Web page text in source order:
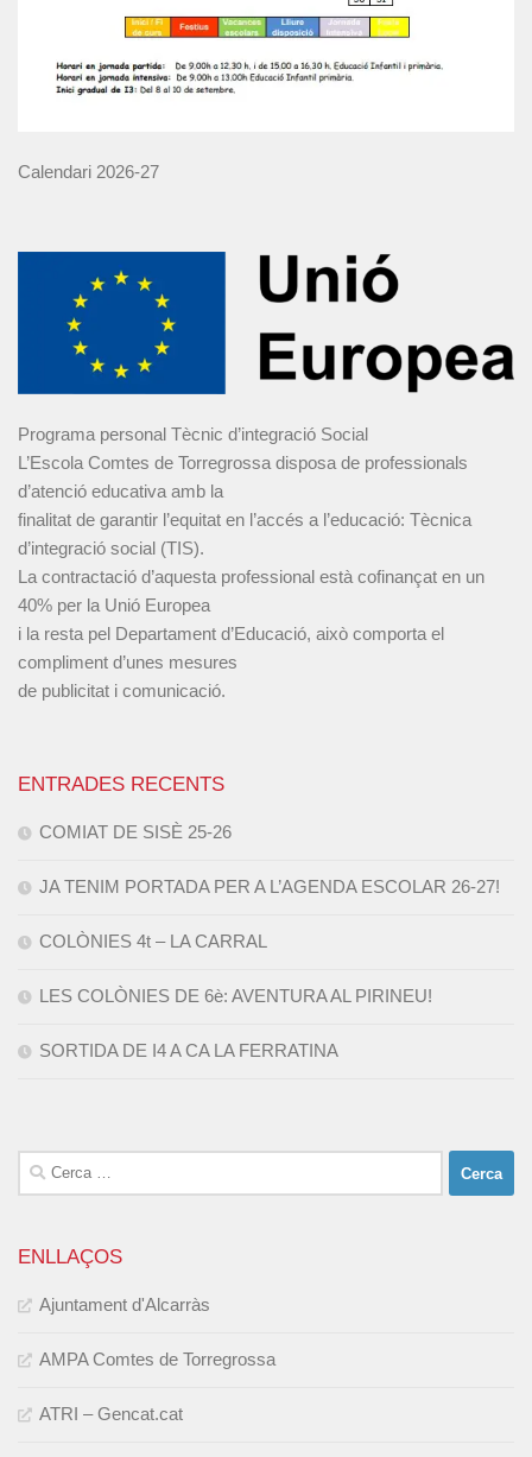
Calendari 2026-27
Programa personal Tècnic d’integració Social
L’Escola Comtes de Torregrossa disposa de professionals
d’atenció educativa amb la
finalitat de garantir l’equitat en l’accés a l’educació: Tècnica
d’integració social (TIS).
La contractació d’aquesta professional està cofinançat en un
40% per la Unió Europea
i la resta pel Departament d’Educació, això comporta el
compliment d’unes mesures
de publicitat i comunicació.
ENTRADES RECENTS
COMIAT DE SISÈ 25-26
JA TENIM PORTADA PER A L’AGENDA ESCOLAR 26-27!
COLÒNIES 4t – LA CARRAL
LES COLÒNIES DE 6è: AVENTURA AL PIRINEU!
SORTIDA DE I4 A CA LA FERRATINA
Cerca:
ENLLAÇOS
Ajuntament d'Alcarràs
AMPA Comtes de Torregrossa
ATRI – Gencat.cat